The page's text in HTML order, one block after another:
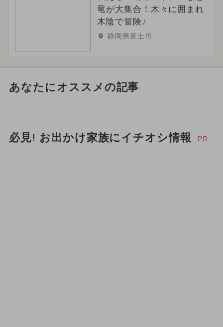
竜が大集合！木々に囲まれ
木陰で冒険♪
静岡県富士市
あなたにオススメの記事
必見! お出かけ家族にイチオシ情報 PR